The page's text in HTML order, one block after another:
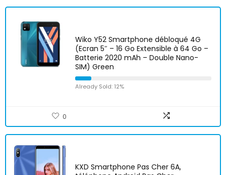
Wiko Y52 Smartphone débloqué 4G
(Ecran 5″ – 16 Go Extensible à 64 Go –
Batterie 2020 mAh – Double Nano-
SIM) Green
Already Sold: 12%
0
KXD Smartphone Pas Cher 6A,